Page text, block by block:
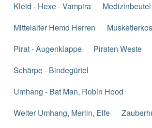
Kleid - Hexe - Vampira
Medizinbeutel
Mittelalter Hemd Herren
Pirat - Augenklappe
Piraten Weste
Schärpe - Bindegürtel
Umhang - Bat Man, Robin Hood
Weiter Umhang, Merlin, Elfe